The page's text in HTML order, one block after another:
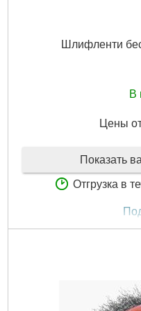
Шлифленти
В
Цены
Показать
Отгрузка в